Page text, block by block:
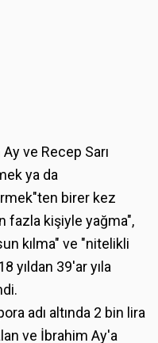
ve Recep Sarı
ya da
birer kez
fazla kişiyle yağma",
kılma" ve "nitelikli
yıldan 39'ar yıla
adı altında 2 bin lira
ve İbrahim Ay'a